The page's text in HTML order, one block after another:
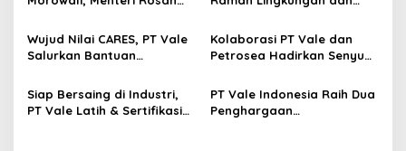
o
s
Berkelanjutan PT Vale
Balantang, PT Vale Raih
Penghargaan Green and
Smart Port Initiatives ASRI
Wujud Nilai CARES, PT Vale
Salurkan Bantuan
Gempa Sigi
Kolaborasi PT Vale dan
Petrosea Hadirkan Senyum,
Sunatan Massal Gratis
Siap Bersaing di Industri,
PT Vale Latih & Sertifikasi
PT Vale Indonesia Raih Dua
Penghargaan